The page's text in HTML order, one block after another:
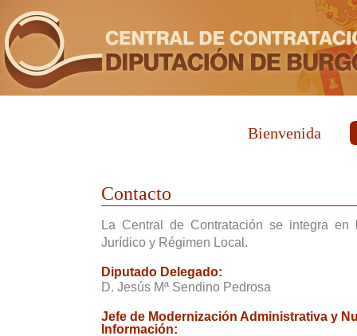
Bienvenida
Contacto
La Central de Contratación se integra en
Jurídico y Régimen Local.
Diputado Delegado:
D. Jesús Mª Sendino Pedrosa
Jefe de Modernización Administrativa y
Información: